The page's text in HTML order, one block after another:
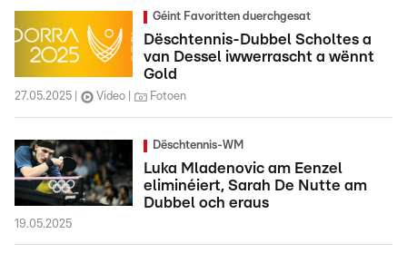
Géint Favoritten duerchgesat
Dëschtennis-Dubbel Scholtes a
van Dessel iwwerrascht a wënnt
Gold
27.05.2025 Video Fotoen
Dëschtennis-WM
Luka Mladenovic am Eenzel
eliminéiert, Sarah De Nutte am
Dubbel och eraus
19.05.2025